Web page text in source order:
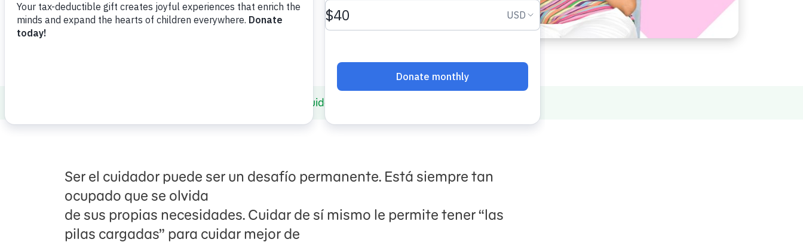
Cuidar del cuidador
Ser el cuidador puede ser un desafío permanente. Está siempre tan
ocupado que se olvida
de sus propias necesidades. Cuidar de sí mismo le permite tener “las
pilas cargadas” para cuidar mejor de